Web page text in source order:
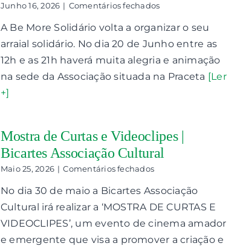
Junho 16, 2026 | Comentários fechadosem
Be
More
A Be More Solidário volta a organizar o seu
arraial solidário. No dia 20 de Junho entre as
12h e as 21h haverá muita alegria e animação
na sede da Associação situada na Praceta [Ler
+]
Mostra de Curtas e Videoclipes |
Bicartes Associação Cultural
Maio 25, 2026 | Comentários fechadosem
de
Curtas
Videoclipes
|
No dia 30 de maio a Bicartes Associação
Cultural irá realizar a ‘MOSTRA DE CURTAS E
VIDEOCLIPES’, um evento de cinema amador
e emergente que visa a promover a criação e